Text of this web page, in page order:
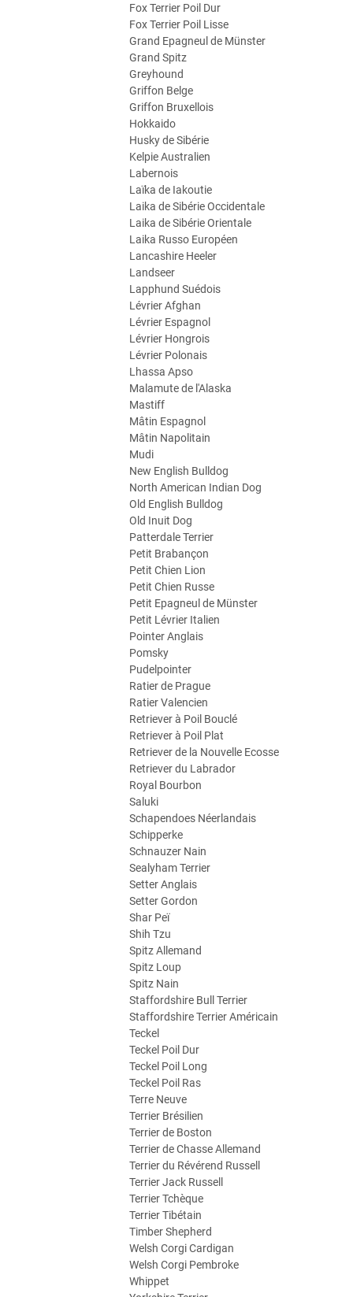
Fox Terrier Poil Dur
Fox Terrier Poil Lisse
Grand Epagneul de Münster
Grand Spitz
Greyhound
Griffon Belge
Griffon Bruxellois
Hokkaido
Husky de Sibérie
Kelpie Australien
Labernois
Laïka de Iakoutie
Laika de Sibérie Occidentale
Laika de Sibérie Orientale
Laika Russo Européen
Lancashire Heeler
Landseer
Lapphund Suédois
Lévrier Afghan
Lévrier Espagnol
Lévrier Hongrois
Lévrier Polonais
Lhassa Apso
Malamute de l'Alaska
Mastiff
Mâtin Espagnol
Mâtin Napolitain
Mudi
New English Bulldog
North American Indian Dog
Old English Bulldog
Old Inuit Dog
Patterdale Terrier
Petit Brabançon
Petit Chien Lion
Petit Chien Russe
Petit Epagneul de Münster
Petit Lévrier Italien
Pointer Anglais
Pomsky
Pudelpointer
Ratier de Prague
Ratier Valencien
Retriever à Poil Bouclé
Retriever à Poil Plat
Retriever de la Nouvelle Ecosse
Retriever du Labrador
Royal Bourbon
Saluki
Schapendoes Néerlandais
Schipperke
Schnauzer Nain
Sealyham Terrier
Setter Anglais
Setter Gordon
Shar Peï
Shih Tzu
Spitz Allemand
Spitz Loup
Spitz Nain
Staffordshire Bull Terrier
Staffordshire Terrier Américain
Teckel
Teckel Poil Dur
Teckel Poil Long
Teckel Poil Ras
Terre Neuve
Terrier Brésilien
Terrier de Boston
Terrier de Chasse Allemand
Terrier du Révérend Russell
Terrier Jack Russell
Terrier Tchèque
Terrier Tibétain
Timber Shepherd
Welsh Corgi Cardigan
Welsh Corgi Pembroke
Whippet